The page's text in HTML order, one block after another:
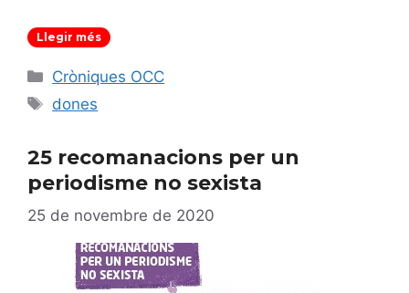
Llegir més
Categories
Cròniques OCC
Etiquetes
dones
25 recomanacions per un
periodisme no sexista
25 de novembre de 2020